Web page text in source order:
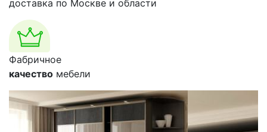
доставка по Москве и области
Фабричное
качество мебели